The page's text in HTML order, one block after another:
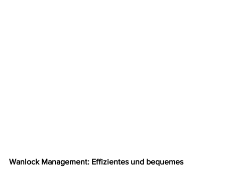
Wanlock Management: Effizientes und bequemes